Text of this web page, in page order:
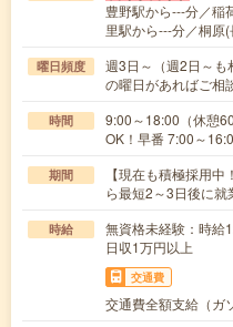
豊野駅から---分／稲
里駅から---分／桐原
曜日頻度
週3日～（週2日～も
の曜日があればご相
時間
9:00～18:00（休憩
OK！早番 7:00～
期間
【現在も積極採用
ら最短2～3日後に就
時給
無資格未経験：時
日収1万円以上
交通費
交通費全額支給（ガ